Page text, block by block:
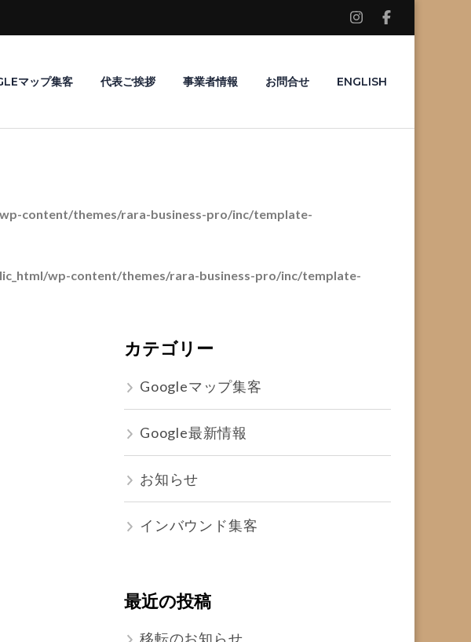
マップ集客 代表ご挨拶 事業者情報 お問合せ ENGLISH
content/themes/rara-business-pro/inc/template-
wp-content/themes/rara-business-pro/inc/template-
カテゴリー
Googleマップ集客
Google最新情報
お知らせ
インバウンド集客
最近の投稿
移転のお知らせ